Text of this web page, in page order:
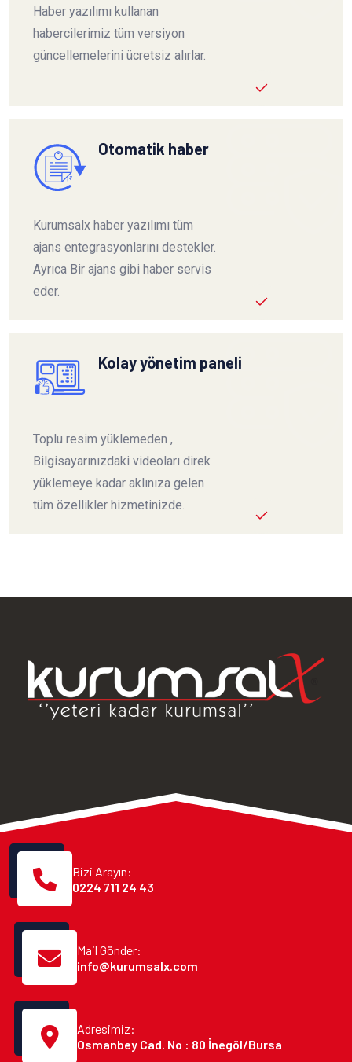
Haber yazılımı kullanan
habercilerimiz tüm versiyon
güncellemelerini ücretsiz alırlar.
Otomatik haber
Kurumsalx haber yazılımı tüm
ajans entegrasyonlarını destekler.
Ayrıca Bir ajans gibi haber servis
eder.
Kolay yönetim paneli
Toplu resim yüklemeden ,
Bilgisayarınızdaki videoları direk
yüklemeye kadar aklınıza gelen
tüm özellikler hizmetinizde.
Bizi Arayın:
0224 711 24 43
Mail Gönder:
info@kurumsalx.com
Adresimiz:
Osmanbey Cad. No : 80 İnegöl/Bursa